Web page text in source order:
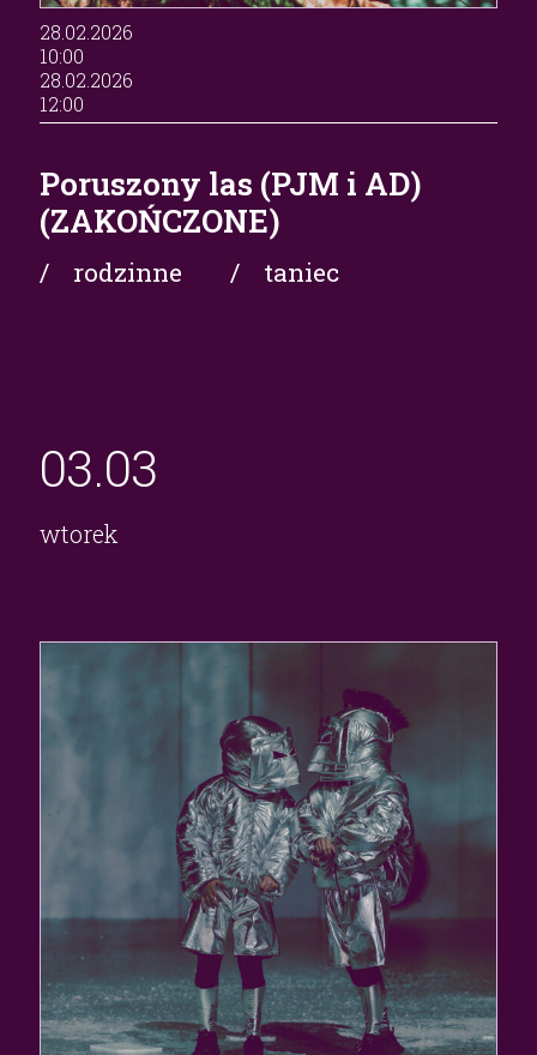
28.02.2026
10:00
28.02.2026
12:00
Poruszony las (PJM i AD)
(ZAKOŃCZONE)
/ rodzinne / taniec
03.03
wtorek